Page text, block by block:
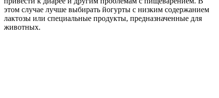
этом случае лучше выбирать йогурты с низким содержанием
лактозы или специальные продукты, предназначенные для
животных.